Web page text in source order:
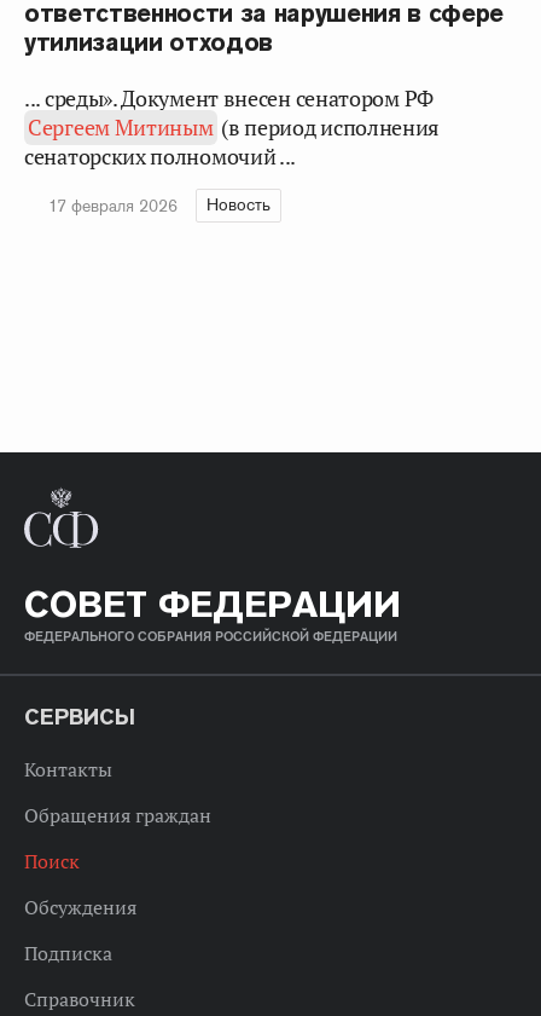
ответственности за нарушения в сфере
утилизации отходов
... среды». Документ внесен сенатором РФ
Сергеем Митиным (в период исполнения
сенаторских полномочий ...
17 февраля 2026 Новость
СОВЕТ ФЕДЕРАЦИИ
ФЕДЕРАЛЬНОГО СОБРАНИЯ РОССИЙСКОЙ ФЕДЕРАЦИИ
СЕРВИСЫ
Контакты
Обращения граждан
Поиск
Обсуждения
Подписка
Справочник